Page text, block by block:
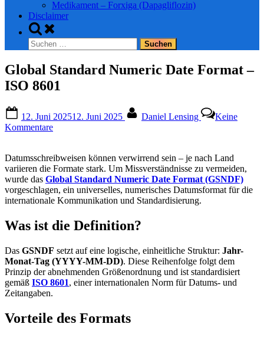
Medikament – Forxiga (Dapagliflozin)
Disclaimer
Toggle
search
form
Suchen
nach:
Global Standard Numeric Date Format –
ISO 8601
on
12. Juni 202512. Juni 2025 Daniel Lensing
Keine
Kommentarezu
Numeric
Date
Format
–
ISO
Datumsschreibweisen können verwirrend sein – je nach Land
variieren die Formate stark. Um Missverständnisse zu vermeiden,
wurde das Global Standard Numeric Date Format (GSNDF)
vorgeschlagen, ein universelles, numerisches Datumsformat für die
internationale Kommunikation und Standardisierung.
Was ist die Definition?
Das GSNDF setzt auf eine logische, einheitliche Struktur: Jahr-
Monat-Tag (YYYY-MM-DD). Diese Reihenfolge folgt dem
Prinzip der abnehmenden Größenordnung und ist standardisiert
gemäß ISO 8601, einer internationalen Norm für Datums- und
Zeitangaben.
Vorteile des Formats